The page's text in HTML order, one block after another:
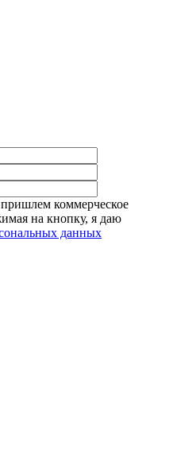
коммерческое
на кнопку, я даю
данных